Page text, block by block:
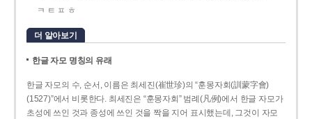
ㅋ ㅌ ㅍ ㅎ
더 알아보기
한글 자모 명칭의 유래
한글 자모의 수, 순서, 이름은 최세진(崔世珍)의 “훈몽자회(訓蒙字會)
(1527)”에서 비롯한다. 최세진은 “훈몽자회” 범례(凡例)에서 한글 자모가
초성에 쓰인 것과 종성에 쓰인 것을 짝을 지어 표시했는데, 그것이 자모